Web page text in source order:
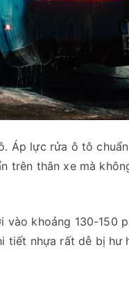
Áp lực rửa ô tô
trên thân xe mà
khoảng 130-150
tiết nhựa rất dễ bị hư